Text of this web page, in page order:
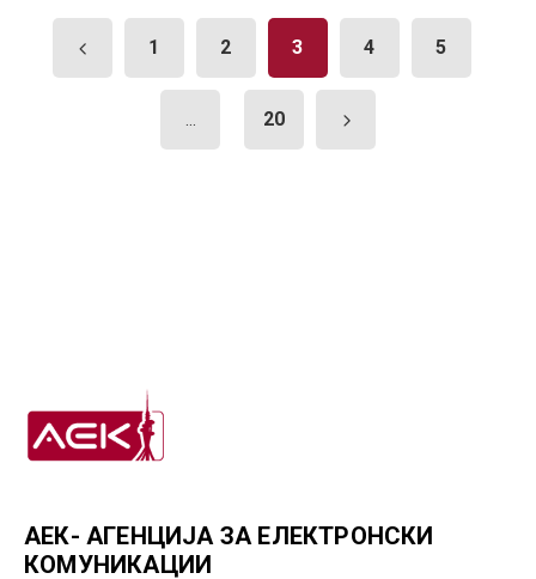
1 2 3 4 5
... 20
АЕК- АГЕНЦИЈА ЗА ЕЛЕКТРОНСКИ
КОМУНИКАЦИИ